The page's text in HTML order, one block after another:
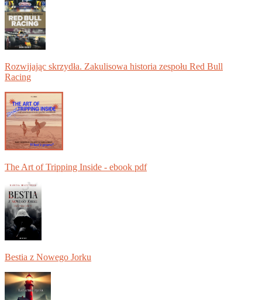
Rozwijając skrzydła. Zakulisowa historia zespołu Red Bull
Racing
The Art of Tripping Inside - ebook pdf
Bestia z Nowego Jorku